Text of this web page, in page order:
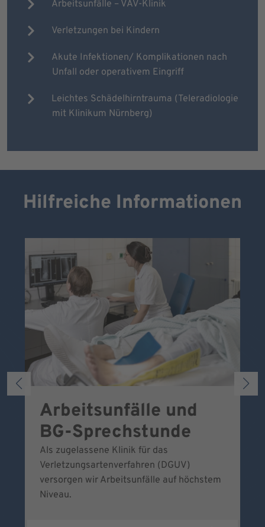
Arbeitsunfälle – VAV-Klinik
Verletzungen bei Kindern
Akute Infektionen/ Komplikationen nach
Unfall oder operativem Eingriff
Leichtes Schädelhirntrauma (Teleradiologie
mit Klinikum Nürnberg)
Hilfreiche Informationen
Arbeitsunfälle und
BG-Sprechstunde
Als zugelassene Klinik für das
Verletzungsartenverfahren (DGUV)
versorgen wir Arbeitsunfälle auf höchstem
Niveau.